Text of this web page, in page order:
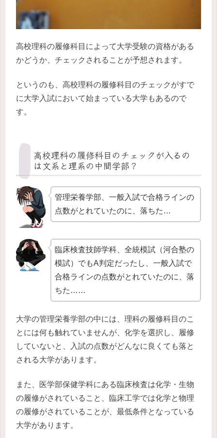
高校理科の履修科目によって大学受験の資格がある
かどうか、チェックされることが予想されます。
というのも、高校理科の履修科目のチェックがすで
に大学入試において始まっている大学もあるので
す。
高校理科の履修科目のチェックが入るの
は文系と理系の中間学部？
管理栄養学部、一般入試で合格ラインの
点数がとれていたのに、落ちた…
臨床検査技師学科、全統模試（河合塾の
模試）でもA判定だったし、一般入試で
合格ラインの点数がとれていたのに、落
ちた……
大学の管理栄養学部の中には、理科の履修科目のこ
とには何も触れていませんが、化学を選択し、履修
していないと、入試の点数がどんなに良くても落と
される大学があります。
また、医学部保健学科にある臨床検査は化学・生物
の履修がされていること、臨床工学では化学と物理
の履修がされていることが、最低条件となっている
大学があります。